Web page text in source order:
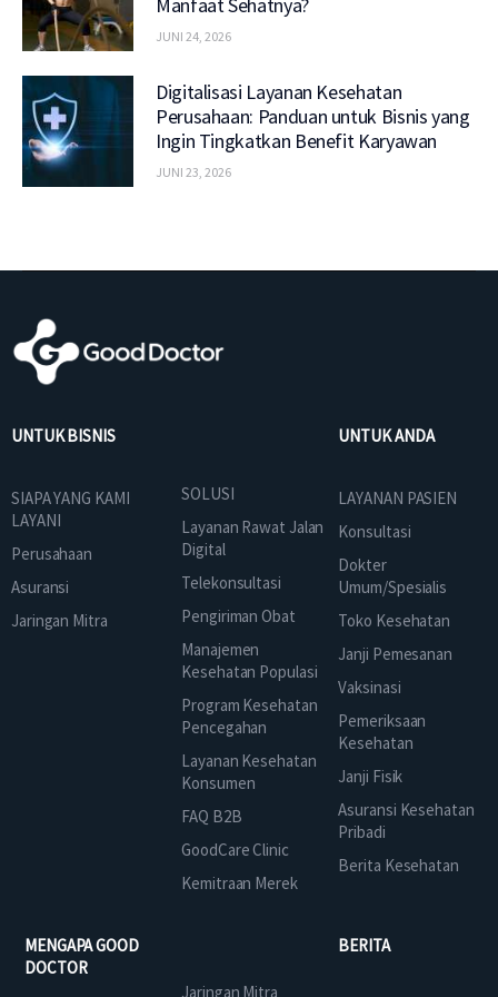
Manfaat Sehatnya?
JUNI 24, 2026
Digitalisasi Layanan Kesehatan
Perusahaan: Panduan untuk Bisnis yang
Ingin Tingkatkan Benefit Karyawan
JUNI 23, 2026
UNTUK BISNIS
SIAPA YANG KAMI
LAYANI
Perusahaan
Asuransi
Jaringan Mitra
SOLUSI
Layanan Rawat Jalan
Digital
Telekonsultasi
Pengiriman Obat
Manajemen
Kesehatan Populasi
Program Kesehatan
Pencegahan
Layanan Kesehatan
Konsumen
FAQ B2B
GoodCare Clinic
Kemitraan Merek
UNTUK ANDA
LAYANAN PASIEN
Konsultasi
Dokter
Umum/Spesialis
Toko Kesehatan
Janji Pemesanan
Vaksinasi
Pemeriksaan
Kesehatan
Janji Fisik
Asuransi Kesehatan
Pribadi
Berita Kesehatan
MENGAPA GOOD
DOCTOR
Jaringan Mitra
BERITA